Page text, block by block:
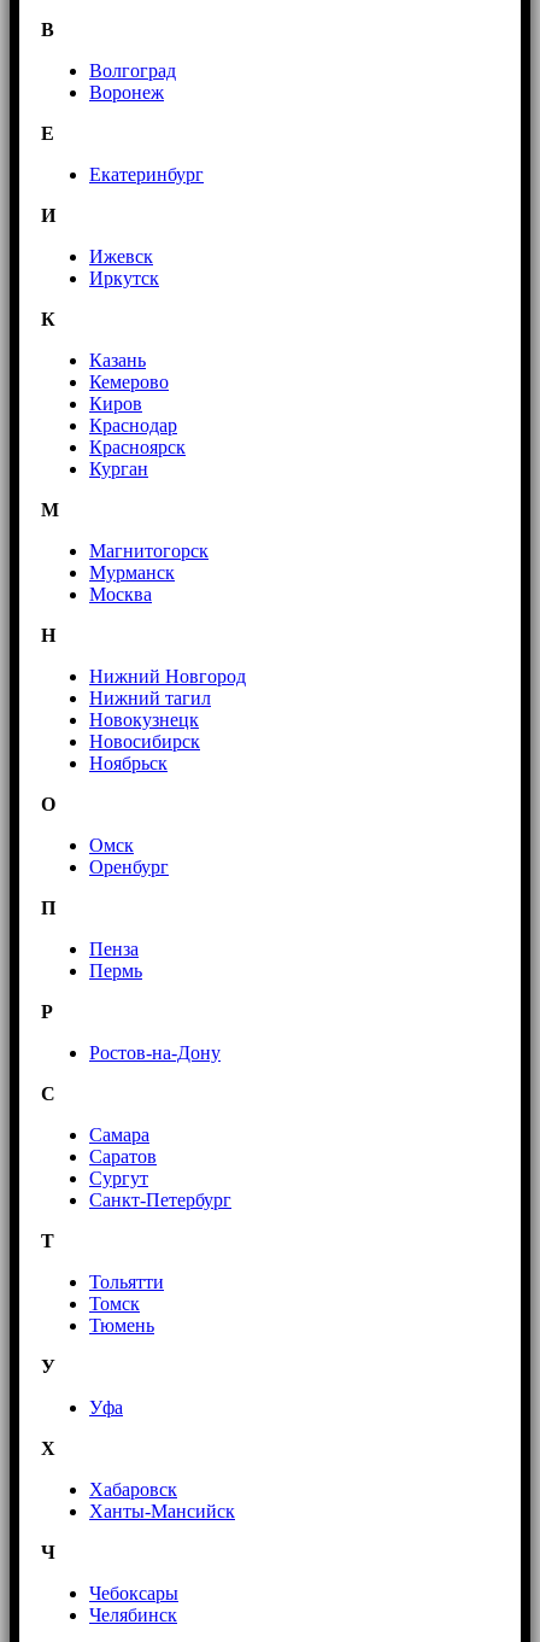
В
Волгоград
Воронеж
E
Екатеринбург
И
Ижевск
Иркутск
К
Казань
Кемерово
Киров
Краснодар
Красноярск
Курган
М
Магнитогорск
Мурманск
Москва
Н
Нижний Новгород
Нижний тагил
Новокузнецк
Новосибирск
Ноябрьск
О
Омск
Оренбург
П
Пенза
Пермь
Р
Ростов-на-Дону
С
Самара
Саратов
Сургут
Санкт-Петербург
Т
Тольятти
Томск
Тюмень
У
Уфа
Х
Хабаровск
Ханты-Мансийск
Ч
Чебоксары
Челябинск